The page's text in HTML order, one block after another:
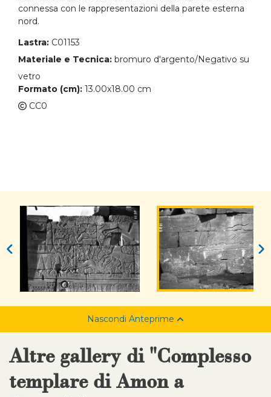
connessa con le rappresentazioni della parete esterna
nord.
Lastra: C01153
Materiale e Tecnica: bromuro d'argento/Negativo su
vetro
Formato (cm): 13.00x18.00 cm
CC0
Nascondi Anteprime
Altre gallery di "Complesso
templare di Amon a